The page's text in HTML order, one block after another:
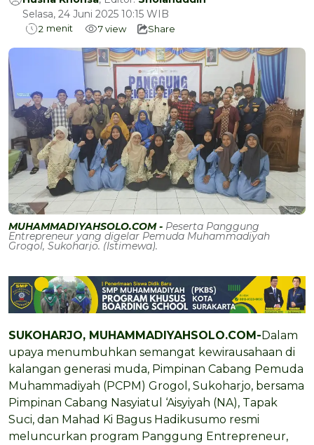
Selasa, 24 Juni 2025 10:15 WIB
2 menit 7view Share
MUHAMMADIYAHSOLO.COM - Peserta Panggung
Entrepreneur yang digelar Pemuda Muhammadiyah
Grogol, Sukoharjo. (Istimewa).
SUKOHARJO, MUHAMMADIYAHSOLO.COM-Dalam
upaya menumbuhkan semangat kewirausahaan di
kalangan generasi muda, Pimpinan Cabang Pemuda
Muhammadiyah (PCPM) Grogol, Sukoharjo, bersama
Pimpinan Cabang Nasyiatul ‘Aisyiyah (NA), Tapak
Suci, dan Mahad Ki Bagus Hadikusumo resmi
meluncurkan program Panggung Entrepreneur,